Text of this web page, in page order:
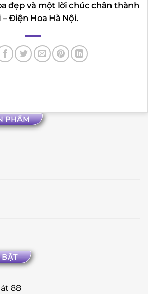
PHẨM
88
đẹp và một lời chúc chân thành
Điện Hoa Hà Nội.